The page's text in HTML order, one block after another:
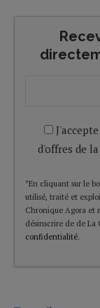
d'offres de
*En cliquant sur le
utilisé, traité et
Chronique Agora et
désinscrire de de
confidentialité.